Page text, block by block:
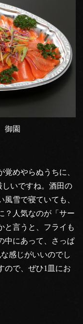
御園
めやらぬうちに、
いですね。酒田の
雪で寝ていても、
？人気なのが「サー
と言うと、フライも
中にあって、さっぱ
感じがいいのでし
ので、ぜひ1皿にお